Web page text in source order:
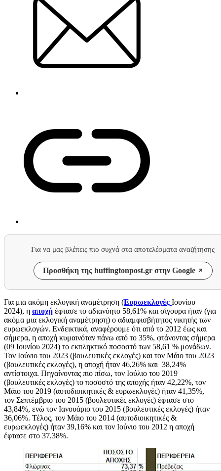
Για να μας βλέπεις πιο συχνά στα αποτελέσματα αναζήτησης
Προσθήκη της huffingtonpost.gr στην Google
Για μια ακόμη εκλογική αναμέτρηση (Ευρωεκλογές Ιουνίου
2024), η αποχή έφτασε το αδιανόητο 58,61% και σίγουρα ήταν (για
ακόμα μια εκλογική αναμέτρηση) ο αδιαμφισβήτητος νικητής των
ευρωεκλογών. Ενδεικτικά, αναφέρουμε ότι από το 2012 έως και
σήμερα, η αποχή κυμαινόταν πάνω από το 35%, φτάνοντας σήμερα
(09 Ιουνίου 2024) το εκπληκτικό ποσοστό των 58,61 % μονάδων.
Τον Ιούνιο του 2023 (βουλευτικές εκλογές) και τον Μάιο του 2023
(βουλευτικές εκλογές), η αποχή ήταν 46,26% και 38,24%
αντίστοιχα. Πηγαίνοντας πιο πίσω, τον Ιούλιο του 2019
(βουλευτικές εκλογές) το ποσοστό της αποχής ήταν 42,22%, τον
Μάιο του 2019 (αυτοδιοικητικές & ευρωεκλογές) ήταν 41,35%,
τον Σεπτέμβριο του 2015 (βουλευτικές εκλογές) έφτασε στο
43,84%, ενώ τον Ιανουάριο του 2015 (βουλευτικές εκλογές) ήταν
36,06%. Τέλος, τον Μάιο του 2014 (αυτοδιοικητικές &
ευρωεκλογές) ήταν 39,16% και τον Ιούνιο του 2012 η αποχή
έφτασε στο 37,38%.